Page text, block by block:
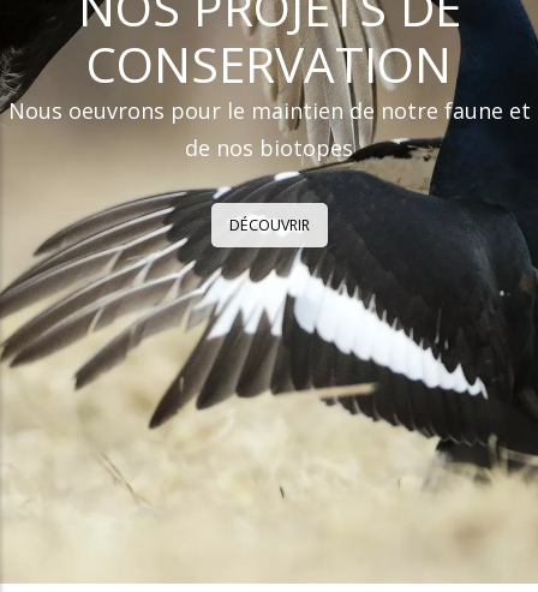
CONSERVATION
Nous oeuvrons pour le maintien de notre faune et
de nos biotopes
DÉCOUVRIR